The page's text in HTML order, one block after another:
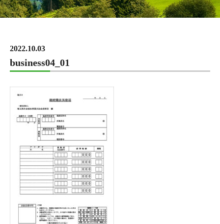
2022.10.03
business04_01